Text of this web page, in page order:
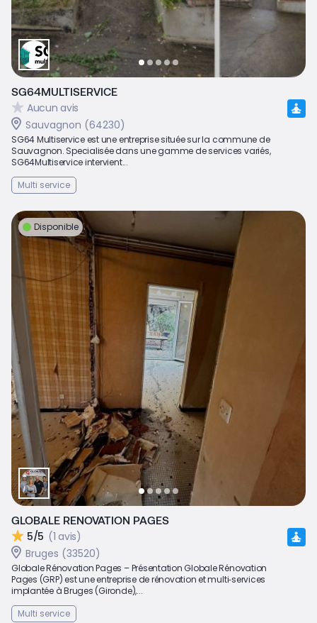
SG64MULTISERVICE
Aucun avis
Sauvagnon (64230)
SG64 Multiservice est une entreprise située sur la commune de
Sauvagnon. Specialisée dans une gamme de services variés,
SG64Multiservice intervient...
Multi service
Disponible
GLOBALE RENOVATION PAGES
5/5 (1 avis)
Bruges (33520)
Globale Rénovation Pages – Présentation Globale Rénovation
Pages (GRP) est une entreprise de rénovation et multi‑services
implantée à Bruges (Gironde),...
Multi service